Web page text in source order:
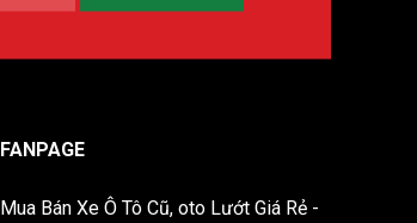
FANPAGE
Mua Bán Xe Ô Tô Cũ, oto Lướt Giá Rẻ -